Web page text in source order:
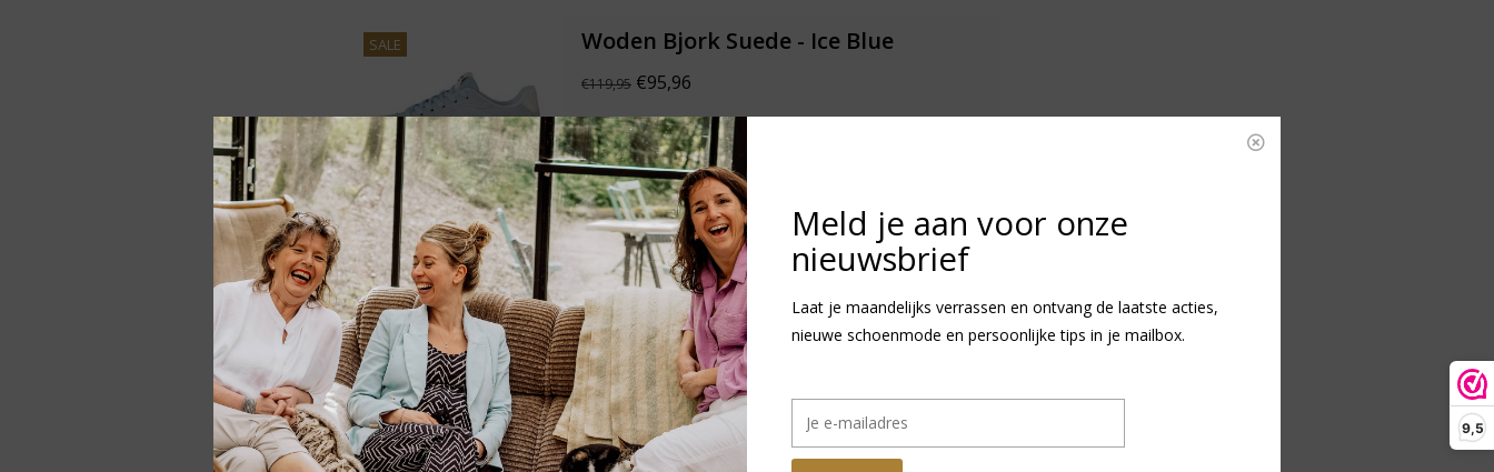
9,5
SALE Woden Bjork Suede - Ice Blue
€119,95 €95,96
Toevoegen aan winkelwagen
SALE Woden Ronja - Dark Algae Multi
€119,95 €71,97
Toevoegen aan winkelwagen
Meld je aan voor onze
nieuwsbrief
Laat je maandelijks verrassen en ontvang de laatste acties,
nieuwe schoenmode en persoonlijke tips in je mailbox.